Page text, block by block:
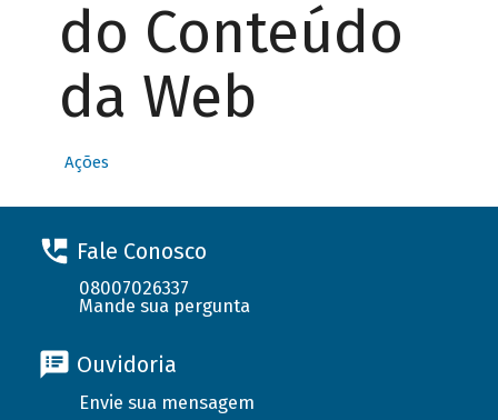
do Conteúdo
da Web
Ações
Fale Conosco
08007026337
Mande sua pergunta
Ouvidoria
Envie sua mensagem